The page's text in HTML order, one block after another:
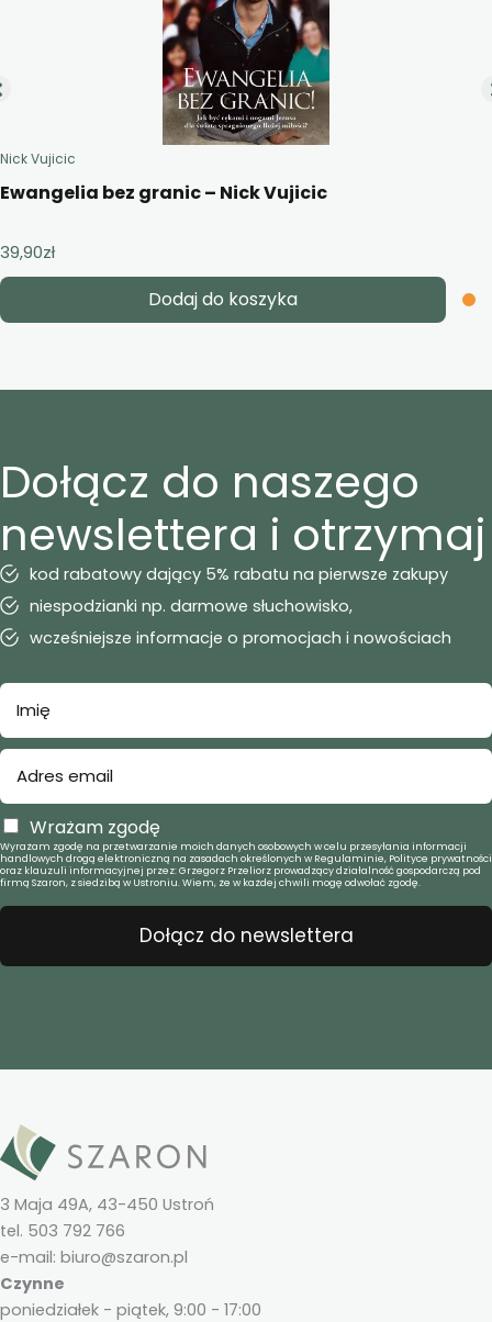
Nick Vujicic
Ewangelia bez granic – Nick Vujicic
39,90zł
Dodaj do koszyka
Dołącz do naszego
newslettera i otrzymaj
kod rabatowy dający 5% rabatu na pierwsze zakupy
niespodzianki np. darmowe słuchowisko,
wcześniejsze informacje o promocjach i nowościach
Wrażam zgodę
Wyrażam zgodę na przetwarzanie moich danych osobowych w celu przesyłania informacji
handlowych drogą elektroniczną na zasadach określonych w Regulaminie, Polityce prywatności
oraz klauzuli informacyjnej przez: Grzegorz Przeliorz prowadzący działalność gospodarczą pod
firmą Szaron, z siedzibą w Ustroniu. Wiem, że w każdej chwili mogę odwołać zgodę.
Dołącz do newslettera
3 Maja 49A, 43-450 Ustroń
tel. 503 792 766
e-mail: biuro@szaron.pl
Czynne
poniedziałek - piątek, 9:00 - 17:00